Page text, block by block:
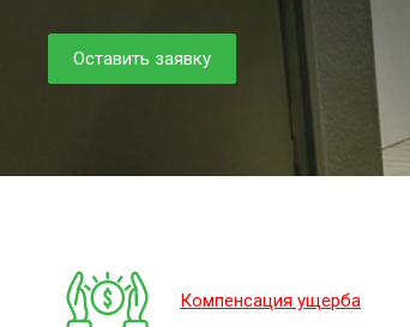
Оставить заявку
Компенсация ущерба